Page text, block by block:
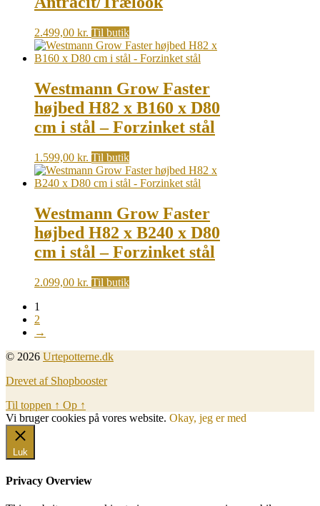
2.499,00 kr. Til butik
Westmann Grow Faster
højbed H82 x B160 x D80
cm i stål – Forzinket stål
1.599,00 kr. Til butik
Westmann Grow Faster
højbed H82 x B240 x D80
cm i stål – Forzinket stål
2.099,00 kr. Til butik
1
2
→
© 2026 Urtepotterne.dk
Drevet af Shopbooster
Til toppen ↑ Op ↑
Vi bruger cookies på vores website. Okay, jeg er med
Luk
Privacy Overview